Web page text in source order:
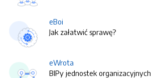
eBoi
Jak załatwić sprawę?
eWrota
BIPy jednostek organizacyjnych.